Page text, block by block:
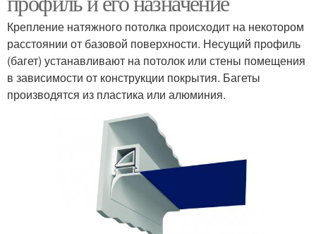
Крепление натяжного потолка происходит на некотором
расстоянии от базовой поверхности. Несущий профиль
(багет) устанавливают на потолок или стены помещения
в зависимости от конструкции покрытия. Багеты
производятся из пластика или алюминия.